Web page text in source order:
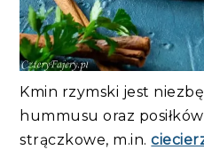
Kmin rzymski jest
hummusu oraz
strączkowe, m.in.